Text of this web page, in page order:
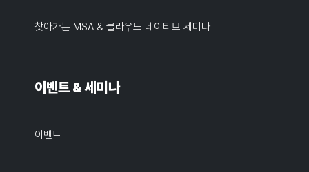
찾아가는 MSA & 클라우드 네이티브 세미나
이벤트 & 세미나
이벤트